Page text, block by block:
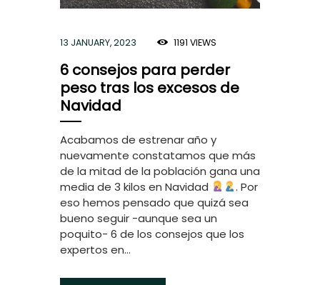
13 JANUARY, 2023 1191 VIEWS
6 consejos para perder
peso tras los excesos de
Navidad
Acabamos de estrenar año y
nuevamente constatamos que más
de la mitad de la población gana una
media de 3 kilos en Navidad
. Por
eso hemos pensado que quizá sea
bueno seguir -aunque sea un
poquito- 6 de los consejos que los
expertos en...